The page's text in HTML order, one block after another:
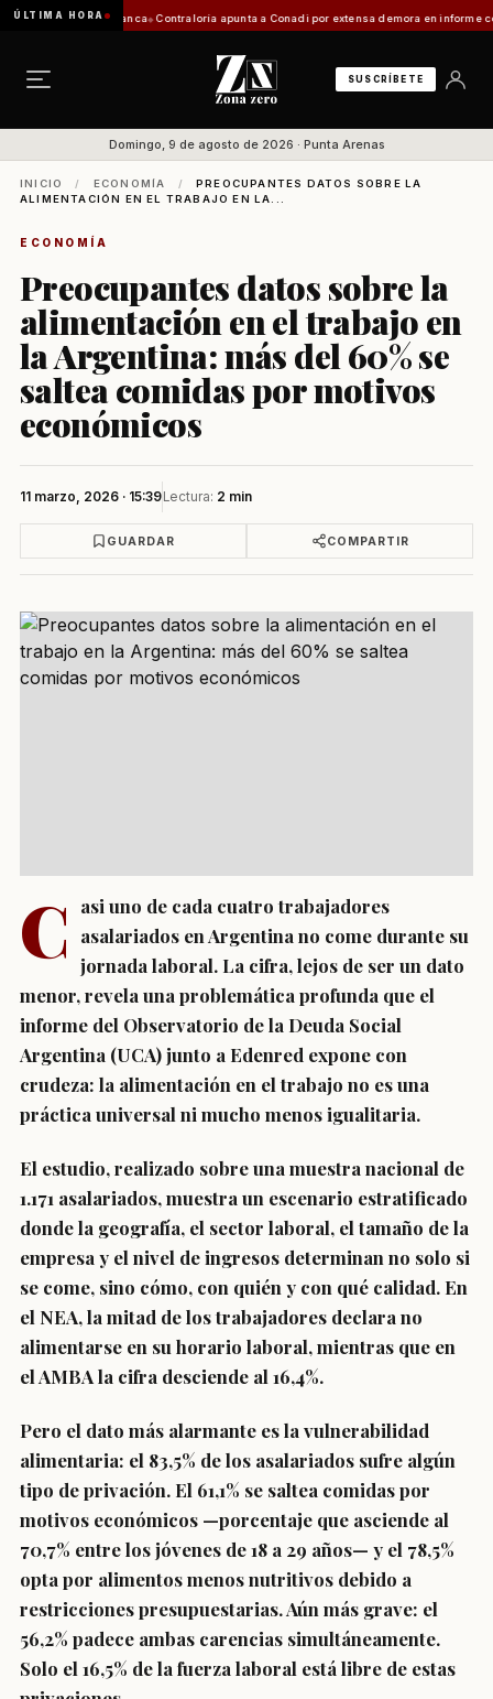
ÚLTIMA HORA
de Zona Franca Contraloría apunta a Conadi por extensa demora en informe costero
SUSCRÍBETE
Domingo, 9 de agosto de 2026 · Punta Arenas
INICIO / ECONOMÍA /
PREOCUPANTES DATOS SOBRE LA
ALIMENTACIÓN EN EL TRABAJO EN LA...
ECONOMÍA
Preocupantes datos sobre la
alimentación en el trabajo en
la Argentina: más del 60% se
saltea comidas por motivos
económicos
11 marzo, 2026 · 15:39Lectura: 2 min
GUARDAR COMPARTIR
C
asi uno de cada cuatro trabajadores
asalariados en Argentina no come durante su
jornada laboral. La cifra, lejos de ser un dato
menor, revela una problemática profunda que el
informe del Observatorio de la Deuda Social
Argentina (UCA) junto a Edenred expone con
crudeza: la alimentación en el trabajo no es una
práctica universal ni mucho menos igualitaria.
El estudio, realizado sobre una muestra nacional de
1.171 asalariados, muestra un escenario estratificado
donde la geografía, el sector laboral, el tamaño de la
empresa y el nivel de ingresos determinan no solo si
se come, sino cómo, con quién y con qué calidad. En
el NEA, la mitad de los trabajadores declara no
alimentarse en su horario laboral, mientras que en
el AMBA la cifra desciende al 16,4%.
Pero el dato más alarmante es la vulnerabilidad
alimentaria: el 83,5% de los asalariados sufre algún
tipo de privación. El 61,1% se saltea comidas por
motivos económicos —porcentaje que asciende al
70,7% entre los jóvenes de 18 a 29 años— y el 78,5%
opta por alimentos menos nutritivos debido a
restricciones presupuestarias. Aún más grave: el
56,2% padece ambas carencias simultáneamente.
Solo el 16,5% de la fuerza laboral está libre de estas